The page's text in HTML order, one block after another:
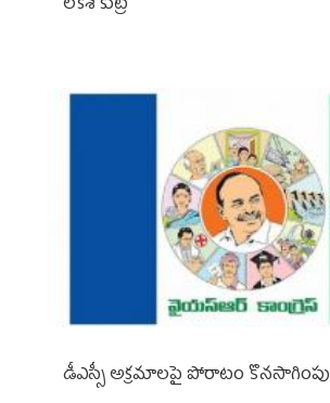
డీఎస్సీ అక్రమాలపై పోరాటం కొనసాగింపు